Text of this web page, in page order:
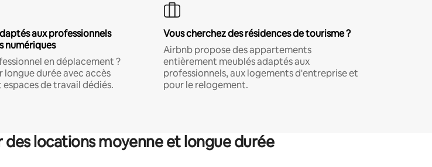
aux professionnels
numériques
en déplacement ?
longue durée avec accès
de travail dédiés.
Vous cherchez des résidences de tourisme ?
Airbnb propose des appartements
entièrement meublés adaptés aux
professionnels, aux logements d'entreprise et
pour le relogement.
locations moyenne et longue durée